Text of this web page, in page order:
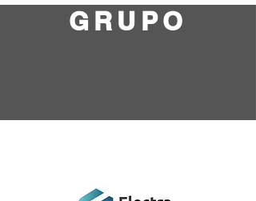
GRUPO